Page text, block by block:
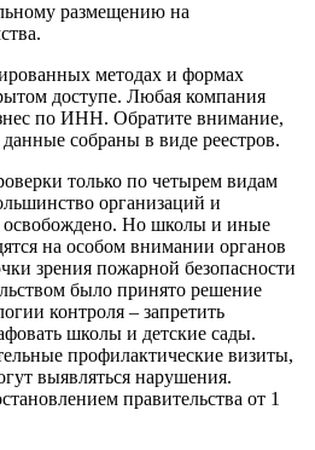
размещению на
методах и формах
доступе. Любая компания
по ИНН. Обратите внимание,
собраны в виде реестров.
только по четырем видам
организаций и
освобождено. Но школы и иные
на особом внимании органов
зрения пожарной безопасности
было принято решение
контроля – запретить
школы и детские сады.
профилактические визиты,
выявляться нарушения.
правительства от 1